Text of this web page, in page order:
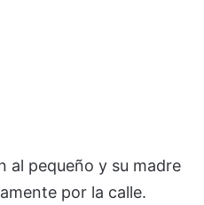
al pequeño y su madre
por la calle.